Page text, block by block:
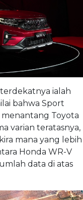
ialah
bahwa Sport
menantang Toyota
varian teratasnya,
mana yang lebih
Honda WR-V
data di atas